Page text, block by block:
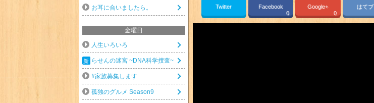
Twitter
Facebook
0
Google+
0
はてブ
お耳に合いましたら。
金曜日
人生いろいろ
らせんの迷宮 ~DNA科学捜査~
#家族募集します
孤独のグルメ Season9